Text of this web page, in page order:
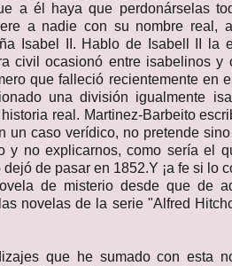
a él haya que perdonárselas
a nadie con su nombre real,
Isabel II. Hablo de Isabell II la
civil ocasionó entre isabelinos y
que falleció recientemente en
una división igualmente
real. Martinez-Barbeito
un caso verídico, no pretende
y no explicarnos, como sería el
de pasar en 1852.Y ¡a fe si lo
de misterio desde que de
novelas de la serie "Alfred
que he sumado con esta